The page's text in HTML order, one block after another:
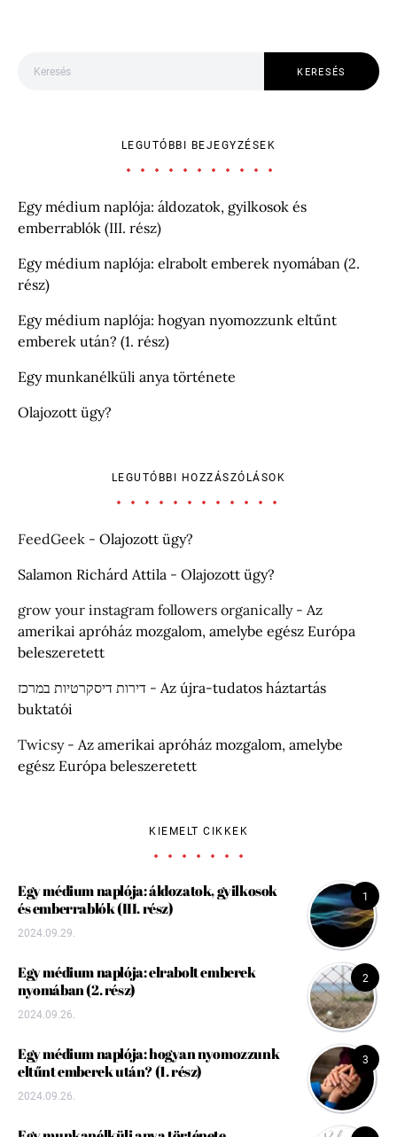
KERESÉS
LEGUTÓBBI BEJEGYZÉSEK
Egy médium naplója: áldozatok, gyilkosok és
emberrablók (III. rész)
Egy médium naplója: elrabolt emberek nyomában (2.
rész)
Egy médium naplója: hogyan nyomozzunk eltűnt
emberek után? (1. rész)
Egy munkanélküli anya története
Olajozott ügy?
LEGUTÓBBI HOZZÁSZÓLÁSOK
FeedGeek - Olajozott ügy?
Salamon Richárd Attila - Olajozott ügy?
grow your instagram followers organically- Az
amerikai apróház mozgalom, amelybe egész Európa
beleszeretett
דירות דיסקרטיות במרכז - Az újra-tudatos háztartás
buktatói
Twicsy- Az amerikai apróház mozgalom, amelybe
egész Európa beleszeretett
KIEMELT CIKKEK
1
Egy médium naplója: áldozatok, gyilkosok
és emberrablók (III. rész)
2024.09.29.
2
Egy médium naplója: elrabolt emberek
nyomában (2. rész)
2024.09.26.
3
Egy médium naplója: hogyan nyomozzunk
eltűnt emberek után? (1. rész)
2024.09.26.